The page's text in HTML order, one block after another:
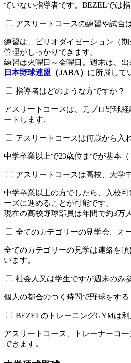
ていない指導者です。BEZELでは
アスリートコースの練習や試合
練習は、ピリオダイゼーション（
管理がしっかりできます。
練習は火曜日～金曜日。週末は、出
日本野球連盟 （JABA） に所属して
指導者はどのような方ですか？
アスリートコースは、元プロ野球
ートします。
アスリートコースは何歳から入
中学卒業以上で23歳位までが基本
アスリートコースは高校、大学
中学卒業以上の方でしたら、入校
ーズに進めることが可能です。
現在の高校野球部員は年間で約3万
全てのカテゴリーの見学会、オ
全てのカテゴリーの見学は連絡を
います。
社会人又は学生ですが週末のみ
個人の都合のつく時間で野球をす
BEZELのトレーニングGYMは利
アスリートコース、トレーナーコ
できます。